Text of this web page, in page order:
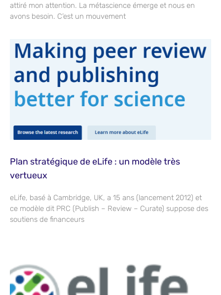
attiré mon attention. La métascience émerge et nous en
avons besoin. C’est un mouvement
Plan stratégique de eLife : un modèle très
vertueux
eLife, basé à Cambridge, UK, a 15 ans (lancement 2012) et
ce modèle dit PRC (Publish – Review – Curate) suppose des
soutiens de financeurs